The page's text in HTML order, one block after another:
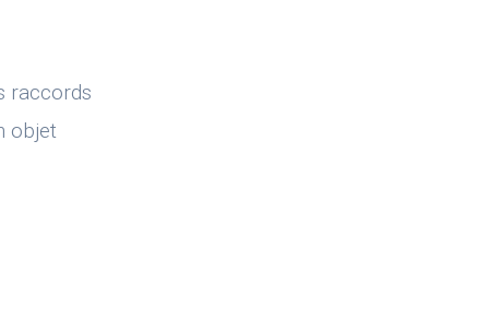
raccords
objet